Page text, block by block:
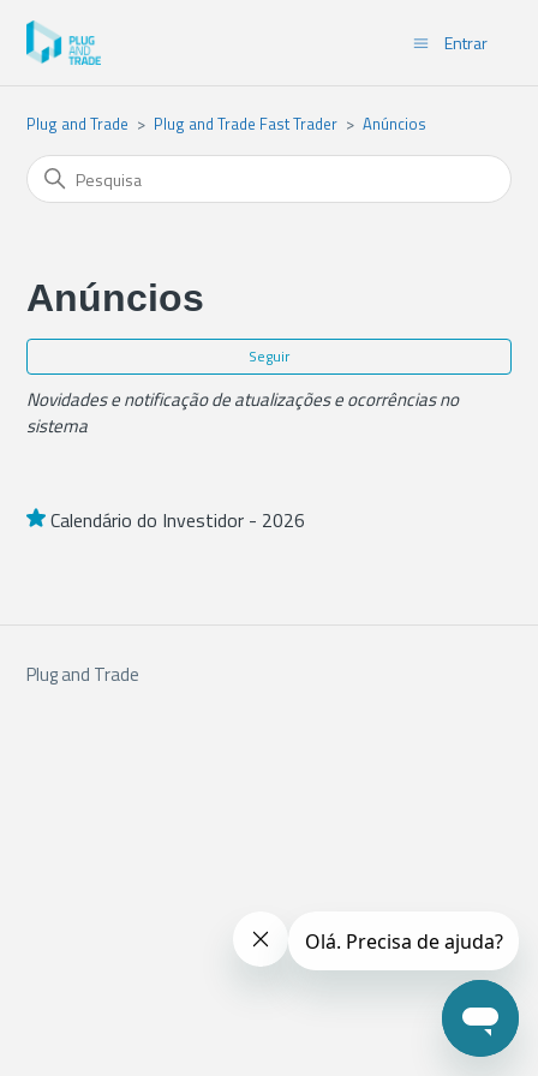
Entrar
Plug and Trade Plug and Trade Fast Trader Anúncios
Anúncios
Seguir
Novidades e notificação de atualizações e ocorrências no
sistema
Calendário do Investidor - 2026
Plug and Trade